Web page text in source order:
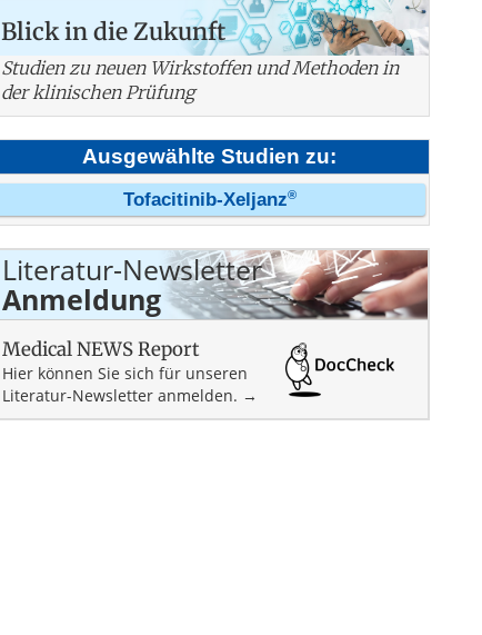
Blick in die Zukunft
Studien zu neuen Wirkstoffen und Methoden in
der klinischen Prüfung
Ausgewählte Studien zu:
Tofacitinib-Xeljanz®
Literatur-Newsletter
Anmeldung
Medical NEWS Report
Hier können Sie sich für unseren
Literatur-Newsletter anmelden. →